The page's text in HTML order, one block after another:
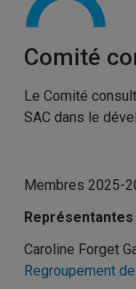
Comité
Le Comité
SAC dans le
Membres 2025-
Caroline Forget
Regroupement